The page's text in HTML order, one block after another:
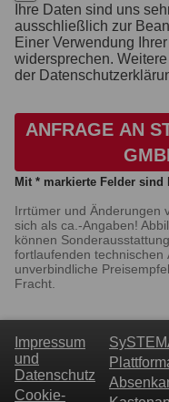
Ihre Daten sind uns
ausschließlich zur
Einer Verwendung
widersprechen.
der
ANFRAGE AN
Mit * markierte Felder sind
Irrtümer und Änderungen
sich als ca.-Angaben!
können
fortlaufenden technischen
unverbindliche
Fracht.
Impressum
und
Datenschutz
Cookie-